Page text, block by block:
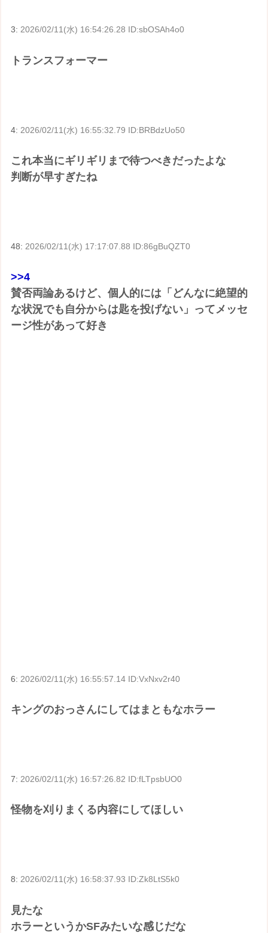
3:2026/02/11(水) 16:54:26.28 ID:sbOSAh4o0
トランスフォーマー
4: 2026/02/11(水) 16:55:32.79 ID:BRBdzUo50
これ本当にギリギリまで待つべきだったよな
判断が早すぎたね
48: 2026/02/11(水) 17:17:07.88 ID:86gBuQZT0
>>4
賛否両論あるけど、個人的には「どんなに絶望的
な状況でも自分からは匙を投げない」ってメッセ
ージ性があって好き
6: 2026/02/11(水) 16:55:57.14 ID:VxNxv2r40
キングのおっさんにしてはまともなホラー
7: 2026/02/11(水) 16:57:26.82 ID:fLTpsbUO0
怪物を刈りまくる内容にしてほしい
8:2026/02/11(水) 16:58:37.93 ID:Zk8LtS5k0
見たな
ホラーというかSFみたいな感じだな